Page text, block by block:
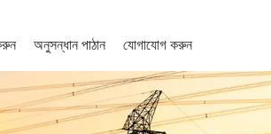
অনুসন্ধান পাঠান যোগাযোগ করুন